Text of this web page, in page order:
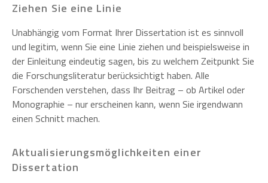
Ziehen Sie eine Linie
Unabhängig vom Format Ihrer Dissertation ist es sinnvoll
und legitim, wenn Sie eine Linie ziehen und beispielsweise in
der Einleitung eindeutig sagen, bis zu welchem Zeitpunkt Sie
die Forschungsliteratur berücksichtigt haben. Alle
Forschenden verstehen, dass Ihr Beitrag – ob Artikel oder
Monographie – nur erscheinen kann, wenn Sie irgendwann
einen Schnitt machen.
Aktualisierungsmöglichkeiten einer
Dissertation